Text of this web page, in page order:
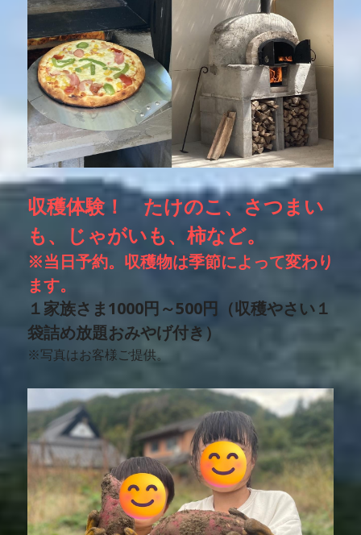
収穫体験！　たけのこ、さつまい
も、じゃがいも、柿など。
※当日予約。収穫物は季節によって変わり
ます。
１家族さま1000円～500円（収穫やさい１
袋詰め放題おみやげ付き）
※写真はお客様ご提供。